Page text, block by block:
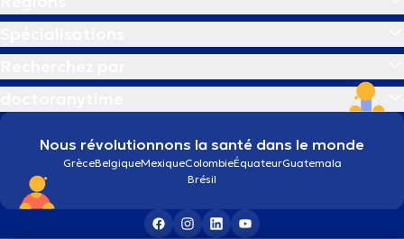
Nous révolutionnons la santé dans le monde
GrèceBelgiqueMexiqueColombieÉquateurGuatemala
Brésil